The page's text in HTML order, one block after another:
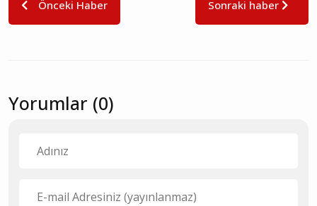
Önceki Haber Sonraki haber
Yorumlar (0)